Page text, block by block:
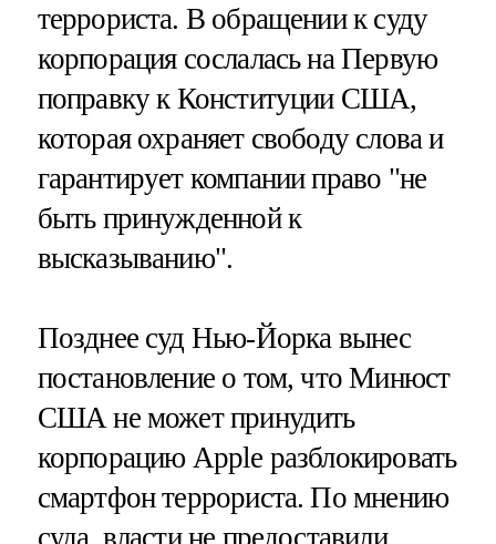
террориста. В обращении к суду
корпорация сослалась на Первую
поправку к Конституции США,
которая охраняет свободу слова и
гарантирует компании право "не
быть принужденной к
высказыванию".
Позднее суд Нью-Йорка вынес
постановление о том, что Минюст
США не может принудить
корпорацию Apple разблокировать
смартфон террориста. По мнению
суда, власти не предоставили